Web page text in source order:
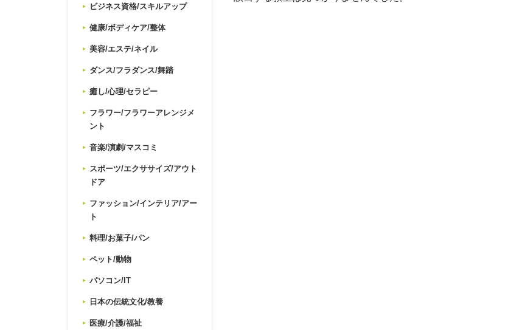
ビジネス資格/スキルアップ
健康/ボディケア/整体
美容/エステ/ネイル
ダンス/フラダンス/舞踏
癒し/心理/セラピー
フラワー/フラワーアレンジメ
ント
音楽/演劇/マスコミ
スポーツ/エクササイズ/アウト
ドア
ファッション/インテリア/アー
ト
料理/お菓子/パン
ペット/動物
パソコン/IT
日本の伝統文化/教養
医療/介護/福祉